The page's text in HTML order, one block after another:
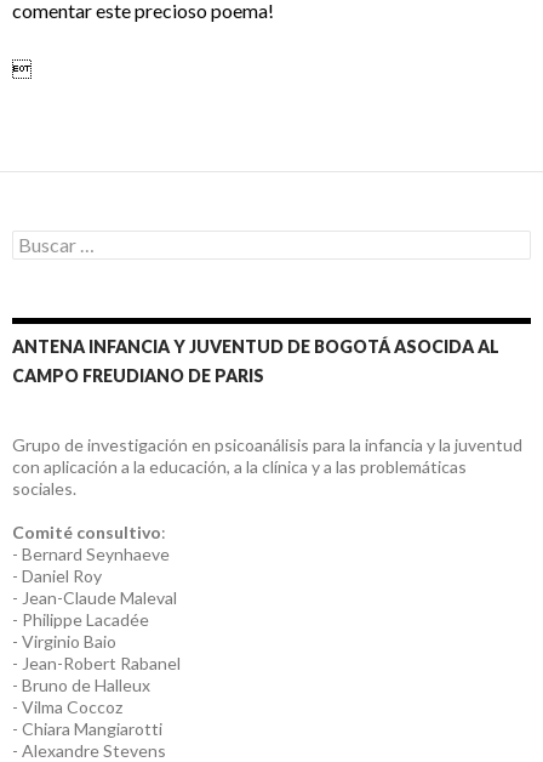
comentar este precioso poema!

Buscar:
ANTENA INFANCIA Y JUVENTUD DE BOGOTÁ ASOCIDA AL
CAMPO FREUDIANO DE PARIS
Grupo de investigación en psicoanálisis para la infancia y la juventud
con aplicación a la educación, a la clínica y a las problemáticas
sociales.
Comité consultivo:
- Bernard Seynhaeve
- Daniel Roy
- Jean-Claude Maleval
- Philippe Lacadée
- Virginio Baio
- Jean-Robert Rabanel
- Bruno de Halleux
- Vilma Coccoz
- Chiara Mangiarotti
- Alexandre Stevens